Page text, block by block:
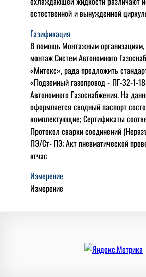
естественной и вынужденной
Газификация
В помощь Монтажным
монтаж Систем Автономного
«Митекс», рада предложить
«Подземный газопровод - ПГ-32-1-
Автономного Газоснабжения. На
оформляется сводный паспорт
комплектующие;Сертификаты
Протокол сварки соединений
ПЭ/Ст- ПЭ;Акт пневматической
кгчас
Измерение
Измерение